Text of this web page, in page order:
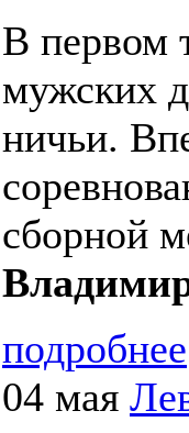
В первом
мужских
ничьи.
сборной
подробнее
04 мая